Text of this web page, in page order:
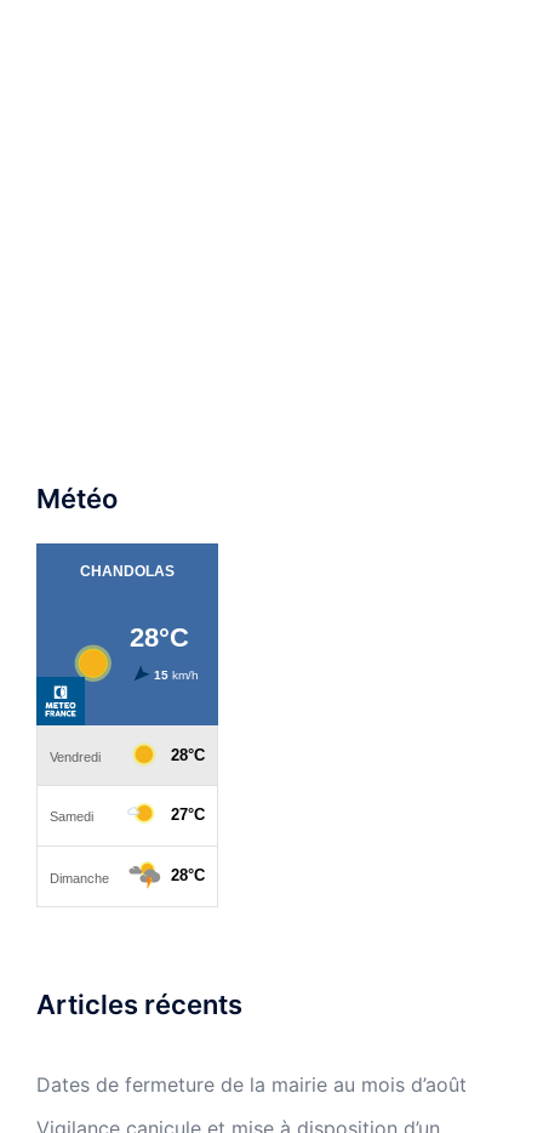
Météo
Articles récents
Dates de fermeture de la mairie au mois d’août
Vigilance canicule et mise à disposition d’un